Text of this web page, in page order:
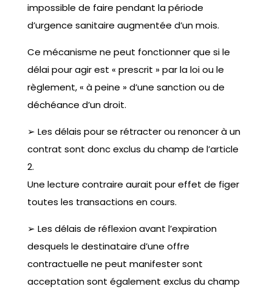
impossible de faire pendant la période
d’urgence sanitaire augmentée d’un mois.
Ce mécanisme ne peut fonctionner que si le
délai pour agir est « prescrit » par la loi ou le
règlement, « à peine » d’une sanction ou de
déchéance d’un droit.
➢ Les délais pour se rétracter ou renoncer à un
contrat sont donc exclus du champ de l’article
2.
Une lecture contraire aurait pour effet de figer
toutes les transactions en cours.
➢ Les délais de réflexion avant l’expiration
desquels le destinataire d’une offre
contractuelle ne peut manifester sont
acceptation sont également exclus du champ